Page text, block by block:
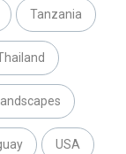
Tanzania
USA